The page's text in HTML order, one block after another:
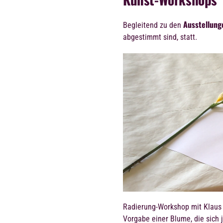
Begleitend zu den
abgestimmt sind, statt.
Radierung-Workshop mit
Vorgabe einer Blume, die